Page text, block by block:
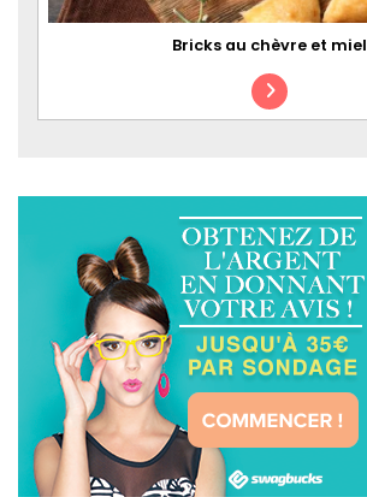
Bricks au chèvre et miel